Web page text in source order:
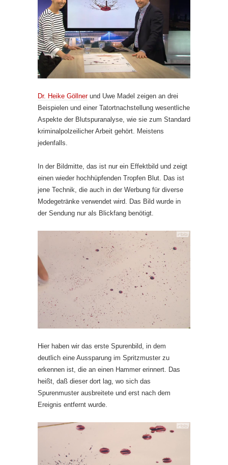
Dr. Heike Göllnerund Uwe Madel zeigen an drei
Beispielen und einer Tatortnachstellung wesentliche
Aspekte der Blutspuranalyse, wie sie zum Standard
kriminalpolzeilicher Arbeit gehört. Meistens
jedenfalls.
In der Bildmitte, das ist nur ein Effektbild und zeigt
einen wieder hochhüpfenden Tropfen Blut. Das ist
jene Technik, die auch in der Werbung für diverse
Modegetränke verwendet wird. Das Bild wurde in
der Sendung nur als Blickfang benötigt.
Hier haben wir das erste Spurenbild, in dem
deutlich eine Aussparung im Spritzmuster zu
erkennen ist, die an einen Hammer erinnert. Das
heißt, daß dieser dort lag, wo sich das
Spurenmuster ausbreitete und erst nach dem
Ereignis entfernt wurde.